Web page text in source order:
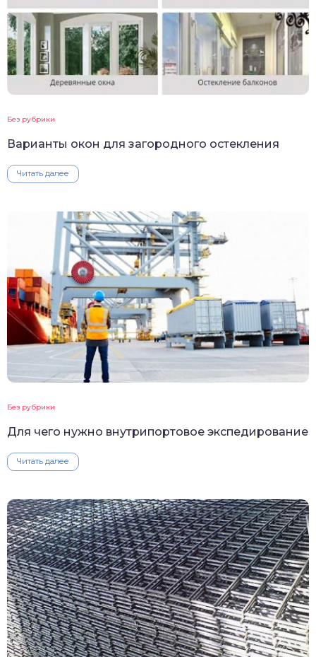
Без рубрики
Варианты окон для загородного остекления
Читать далее
Без рубрики
Для чего нужно внутрипортовое экспедирование
Читать далее